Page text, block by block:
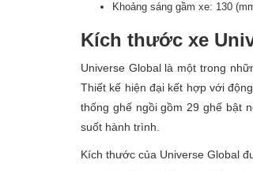
Khoảng sáng gầm xe: 130
Kích thước xe
Universe Global là một trong
Thiết kế hiện đại kết hợp với
thống ghế ngồi gồm 29 ghế bật
suốt hành trình.
Kích thước của Universe Global